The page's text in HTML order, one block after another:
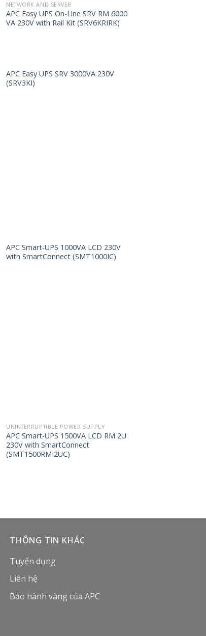
NETWORK AND SERVER
APC Easy UPS On-Line SRV RM 6000
VA 230V with Rail Kit (SRV6KRIRK)
APC Easy UPS SRV 3000VA 230V
(SRV3KI)
APC Smart-UPS 1000VA LCD 230V
with SmartConnect (SMT1000IC)
UNINTERRUPTIBLE POWER SUPPLY
APC Smart-UPS 1500VA LCD RM 2U
230V with SmartConnect
(SMT1500RMI2UC)
THÔNG TIN KHÁC
Tuyển dụng
Liên hệ
Bảo hành vàng của APC